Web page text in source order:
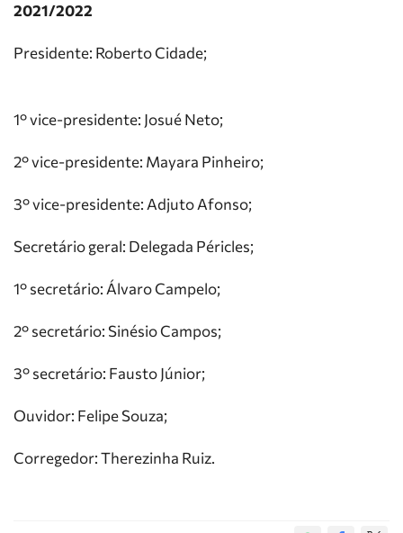
2021/2022
Presidente: Roberto Cidade;
1° vice-presidente: Josué Neto;
2° vice-presidente: Mayara Pinheiro;
3° vice-presidente: Adjuto Afonso;
Secretário geral: Delegada Péricles;
1° secretário: Álvaro Campelo;
2° secretário: Sinésio Campos;
3° secretário: Fausto Júnior;
Ouvidor: Felipe Souza;
Corregedor: Therezinha Ruiz.